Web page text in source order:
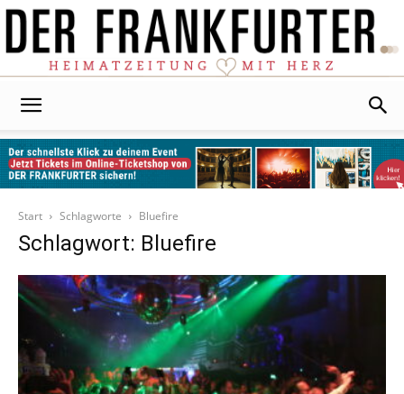
Start
Schlagworte Bluefire
Schlagwort: Bluefire